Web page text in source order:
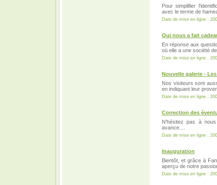
Pour simplifier
avec le terme de
Date de mise en ligne :
Qui nous a fait
En réponse aux
où elle a une société
Date de mise en ligne :
Nouvelle galerie -
Nos visiteurs sont
en indiquant leur
Date de mise en ligne :
Correction des
N'hésitez pas à
avance....
Date de mise en ligne :
Inauguration
Bientôt, et grâce à
aperçu de notre
Date de mise en ligne :